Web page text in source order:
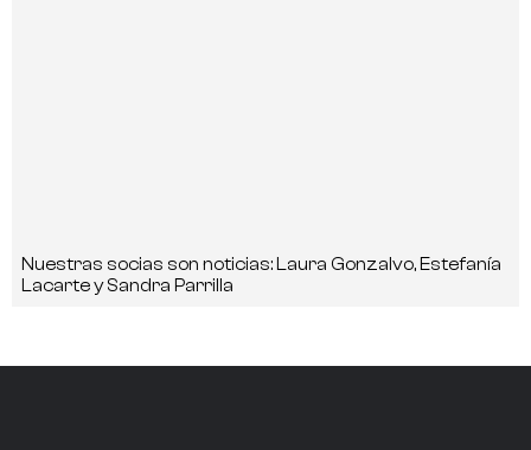
Nuestras socias son noticias: Laura Gonzalvo, Estefanía
Lacarte y Sandra Parrilla